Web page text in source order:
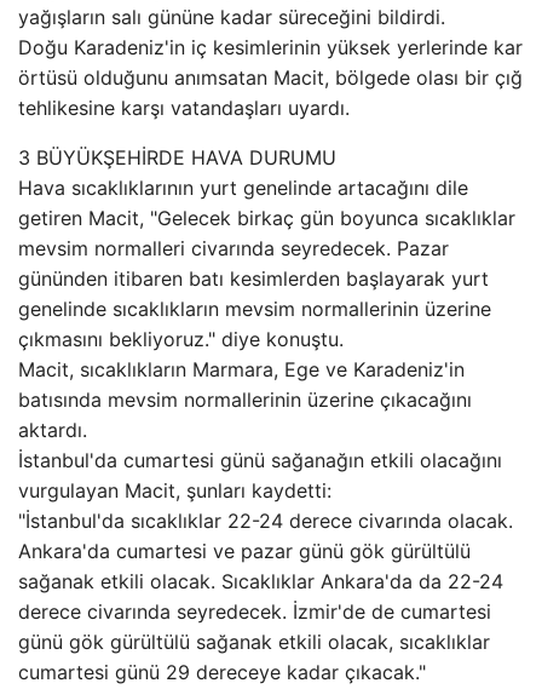
yağışların salı gününe kadar süreceğini bildirdi.
Doğu Karadeniz'in iç kesimlerinin yüksek yerlerinde kar
örtüsü olduğunu anımsatan Macit, bölgede olası bir çığ
tehlikesine karşı vatandaşları uyardı.
3 BÜYÜKŞEHİRDE HAVA DURUMU
Hava sıcaklıklarının yurt genelinde artacağını dile
getiren Macit, "Gelecek birkaç gün boyunca sıcaklıklar
mevsim normalleri civarında seyredecek. Pazar
gününden itibaren batı kesimlerden başlayarak yurt
genelinde sıcaklıkların mevsim normallerinin üzerine
çıkmasını bekliyoruz." diye konuştu.
Macit, sıcaklıkların Marmara, Ege ve Karadeniz'in
batısında mevsim normallerinin üzerine çıkacağını
aktardı.
İstanbul'da cumartesi günü sağanağın etkili olacağını
vurgulayan Macit, şunları kaydetti:
"İstanbul'da sıcaklıklar 22-24 derece civarında olacak.
Ankara'da cumartesi ve pazar günü gök gürültülü
sağanak etkili olacak. Sıcaklıklar Ankara'da da 22-24
derece civarında seyredecek. İzmir'de de cumartesi
günü gök gürültülü sağanak etkili olacak, sıcaklıklar
cumartesi günü 29 dereceye kadar çıkacak."